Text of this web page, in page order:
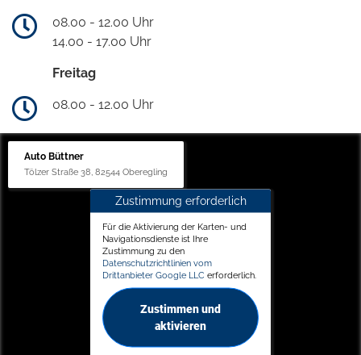
08.00 - 12.00 Uhr
14.00 - 17.00 Uhr
Freitag
08.00 - 12.00 Uhr
Auto Büttner
Tölzer Straße 38, 82544 Oberegling
Zustimmung erforderlich
Für die Aktivierung der Karten- und
Navigationsdienste ist Ihre
Zustimmung zu den
Datenschutzrichtlinien vom
Drittanbieter Google LLC erforderlich.
Zustimmen und
aktivieren